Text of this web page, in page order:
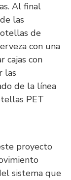
Al final
las
de
con una
cajas con
las
de la línea
PET
proyecto
sistema que